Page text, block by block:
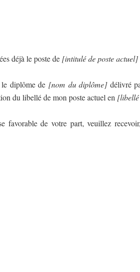
déjà le poste de [intitulé de poste actuel]
diplôme de [nom du diplôme] délivré
du libellé de mon poste actuel en
favorable de votre part, veuillez